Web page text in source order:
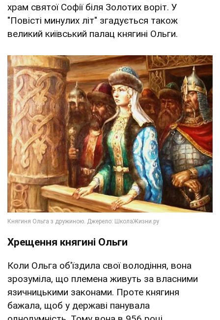
храм святої Софії біля Золотих воріт. У
"Повісті минулих літ" згадується також
великий київський палац княгині Ольги.
Хрещення княгині Ольги
Коли Ольга об'їздила свої володіння, вона
зрозуміла, що племена живуть за власними
язичницькими законами. Проте княгиня
бажала, щоб у державі панувала